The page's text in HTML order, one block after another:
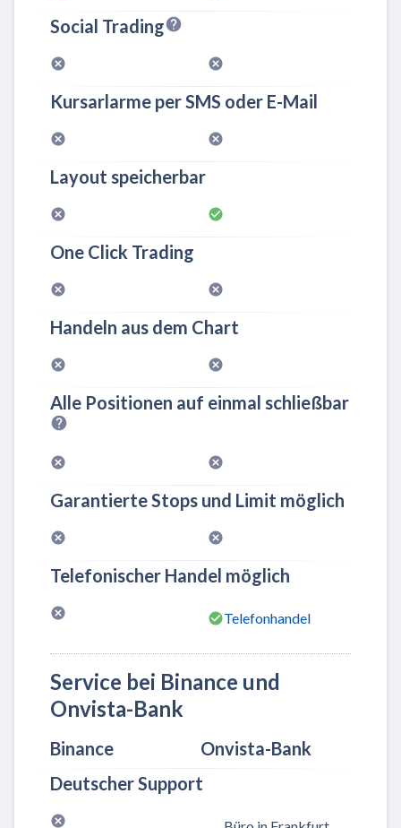
Social Trading
Kursarlarme per SMS oder E-Mail
Layout speicherbar
One Click Trading
Handeln aus dem Chart
Alle Positionen auf einmal schließbar
Garantierte Stops und Limit möglich
Telefonischer Handel möglich
Telefonhandel
Service bei Binance und
Onvista-Bank
Binance
Onvista-Bank
Deutscher Support